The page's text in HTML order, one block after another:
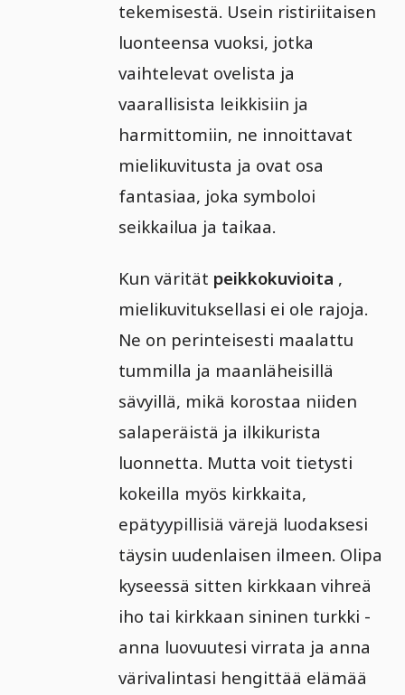
tekemisestä. Usein ristiriitaisen
luonteensa vuoksi, jotka
vaihtelevat ovelista ja
vaarallisista leikkisiin ja
harmittomiin, ne innoittavat
mielikuvitusta ja ovat osa
fantasiaa, joka symboloi
seikkailua ja taikaa.
Kun värität peikkokuvioita ,
mielikuvituksellasi ei ole rajoja.
Ne on perinteisesti maalattu
tummilla ja maanläheisillä
sävyillä, mikä korostaa niiden
salaperäistä ja ilkikurista
luonnetta. Mutta voit tietysti
kokeilla myös kirkkaita,
epätyypillisiä värejä luodaksesi
täysin uudenlaisen ilmeen. Olipa
kyseessä sitten kirkkaan vihreä
iho tai kirkkaan sininen turkki -
anna luovuutesi virrata ja anna
värivalintasi hengittää elämää